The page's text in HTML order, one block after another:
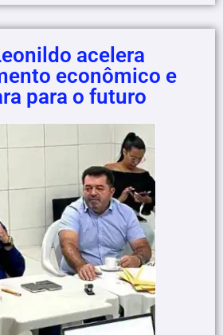
acelera
econômico e
para o futuro